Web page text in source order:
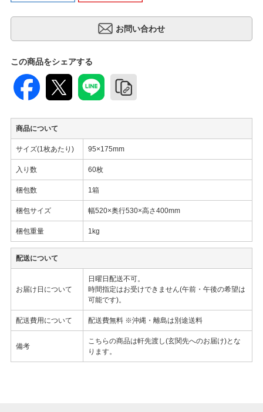
この商品をシェアする
商品について
サイズ(1枚あたり) 95×175mm
入り数 60枚
梱包数 1箱
梱包サイズ 幅520×奥行530×高さ400mm
梱包重量 1kg
配送について
お届け日について
日曜日配送不可。
時間指定はお受けできません(午前・午後の希望は
可能です)。
配送費用について 配送費無料 ※沖縄・離島は別途送料
備考
こちらの商品は軒先渡し(玄関先へのお届け)とな
ります。